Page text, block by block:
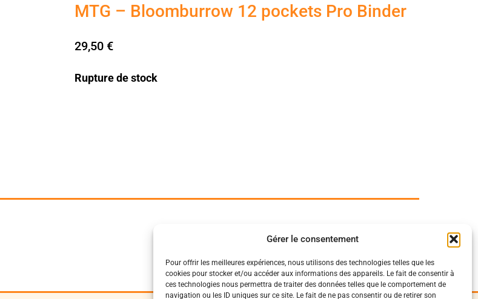
Gérer le consentement
Pour offrir les meilleures expériences, nous utilisons des technologies telles que les
cookies pour stocker et/ou accéder aux informations des appareils. Le fait de consentir à
ces technologies nous permettra de traiter des données telles que le comportement de
navigation ou les ID uniques sur ce site. Le fait de ne pas consentir ou de retirer son
MTG – Bloomburrow 12 pockets Pro Binder
29,50 €
Rupture de stock